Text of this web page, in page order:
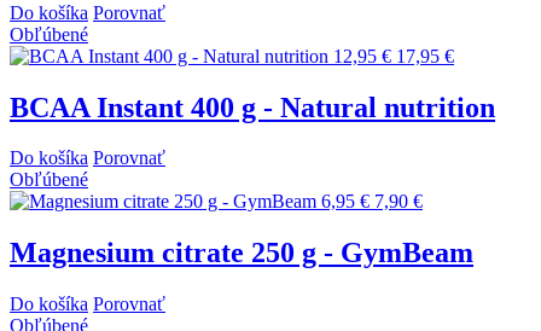
Do košíka Porovnať
Obľúbené
12,95 € 17,95 €
BCAA Instant 400 g - Natural nutrition
Do košíka Porovnať
Obľúbené
6,95 € 7,90 €
Magnesium citrate 250 g - GymBeam
Do košíka Porovnať
Obľúbené